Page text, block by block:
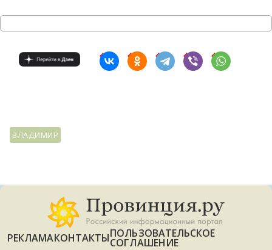
ВЛАДИМИР
РЕКЛАМАКОНТАКТЫПОЛЬЗОВАТЕЛЬСКОЕ
СОГЛАШЕНИЕ